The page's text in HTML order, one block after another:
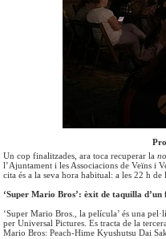
Un cop finalitzades, ara toca recuperar la
l’Ajuntament i les Associacions de Veïns i
cita és a la seva hora habitual: a les 22 h de
‘Super Mario Bros’: èxit de taquilla
‘Super Mario Bros., la película’ és una
per Universal Pictures. Es tracta de la
Mario Bros: Peach-Hime Kyushutsu Dai